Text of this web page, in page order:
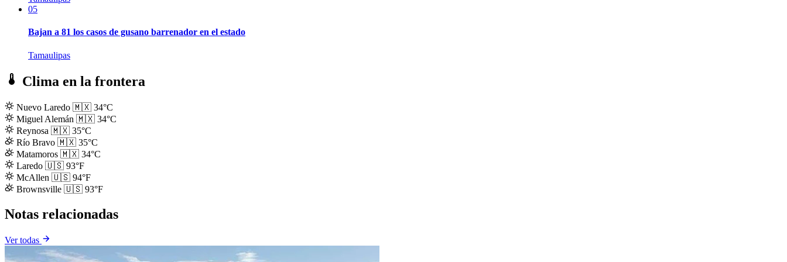
05
Bajan a 81 los casos de gusano barrenador en el estado
Tamaulipas
Clima en la frontera
Nuevo Laredo 🇲🇽 34°C
Miguel Alemán 🇲🇽 34°C
Reynosa 🇲🇽 35°C
Río Bravo 🇲🇽 35°C
Matamoros 🇲🇽 34°C
Laredo 🇺🇸 93°F
McAllen 🇺🇸 94°F
Brownsville 🇺🇸 93°F
Notas relacionadas
Ver todas